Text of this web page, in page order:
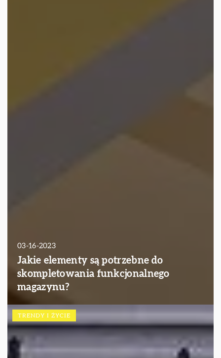
03-16-2023
Jakie elementy są potrzebne do
skompletowania funkcjonalnego
magazynu?
TRENDY I ŻYCIE